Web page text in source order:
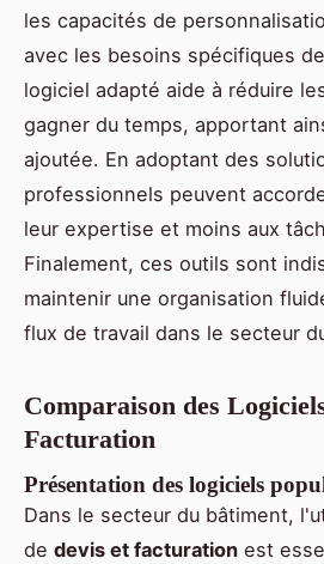
les capacités de
avec les besoins spécifiques
logiciel adapté aide à réduire
gagner du temps, apportant
ajoutée. En adoptant des
professionnels peuvent
leur expertise et moins aux
Finalement, ces outils sont
maintenir une organisation
flux de travail dans le secteur
Comparaison des
Facturation
Présentation des logiciels
Dans le secteur du bâtiment,
de devis et facturation est